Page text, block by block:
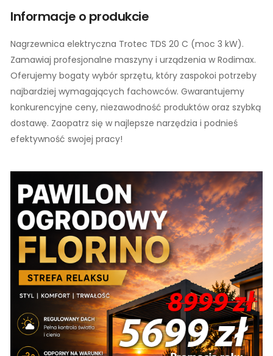
Informacje o produkcie
Nagrzewnica elektryczna Trotec TDS 20 C (moc 3 kW).
Zamawiaj profesjonalne maszyny i urządzenia w Rodimax.
Oferujemy bogaty wybór sprzętu, który zaspokoi potrzeby
najbardziej wymagających fachowców. Gwarantujemy
konkurencyjne ceny, niezawodność produktów oraz szybką
dostawę. Zaopatrz się w najlepsze narzędzia i podnieś
efektywność swojej pracy!